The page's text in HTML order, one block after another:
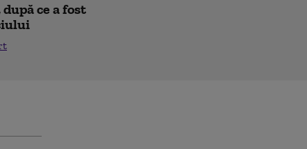
ce a fost